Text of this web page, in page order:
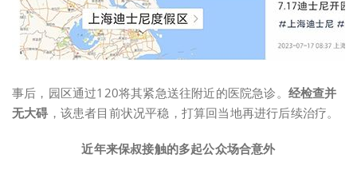
事后，园区通过120将其紧急送往附近的医院急诊。 经检查并
无大碍 ，该患者目前状况平稳，打算回当地再进行后续治疗。
近年来保叔接触的多起公众场合意外